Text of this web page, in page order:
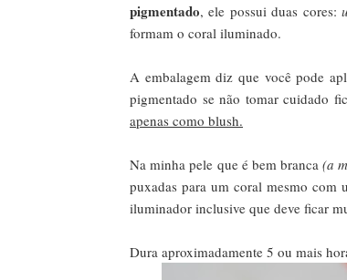
pigmentado, ele possui duas cores:
formam o coral iluminado.
A embalagem diz que você pode
pigmentado se não tomar cuidado
apenas como blush.
Na minha pele que é bem branca(a
puxadas para um coral mesmo com
iluminador inclusive que deve ficar
Dura aproximadamente 5 ou mais